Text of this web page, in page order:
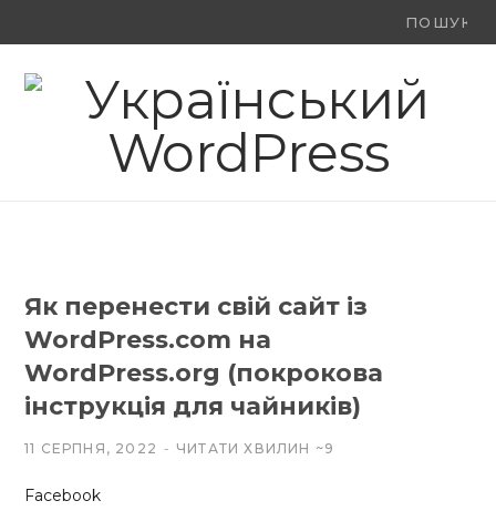
Ви
F X
(
t
r
Y
o
e
Як перенести свій сайт із
WordPress.com на
WordPress.org (покрокова
інструкція для чайників)
11 СЕРПНЯ, 2022 ЧИТАТИ ХВИЛИН ~9
Facebook